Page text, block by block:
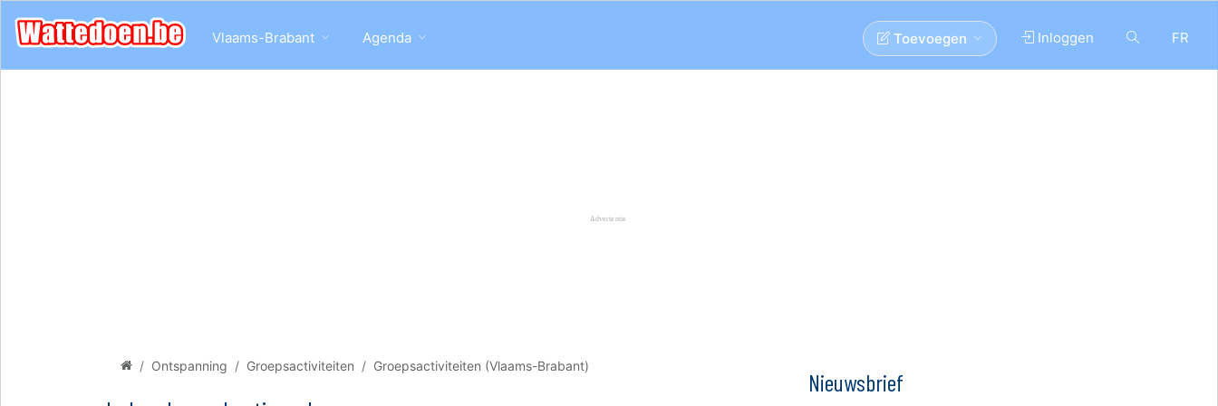
Vlaams-Brabant Agenda FR
Inloggen
Toevoegen
Ontspanning Groepsactiviteiten Groepsactiviteiten (Vlaams-Brabant)
Nieuwsbrief